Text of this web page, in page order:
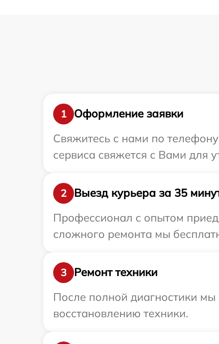
1
Оформление заявки
Свяжитесь с нами по
сервиса свяжется с Вами для
2
Выезд курьера за 35
Профессионал с опытом
сложного ремонта мы
3
Ремонт техники
После полной диагностики
восстановлению техники.